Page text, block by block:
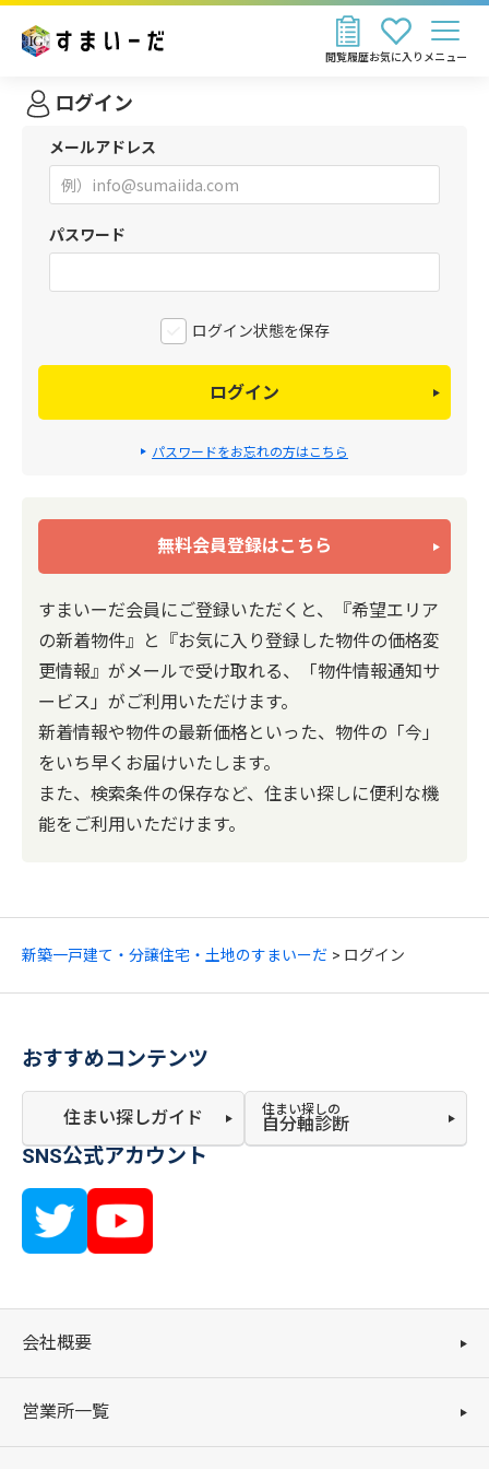
お気に入り
閲覧履歴 メニュー
新築一戸建て・分譲住宅・土地のすまいーだ ログイン
ログイン
メールアドレス
パスワード
ログイン状態を保存
ログイン
パスワードをお忘れの方はこちら
無料会員登録はこちら
すまいーだ会員にご登録いただくと、『希望エリア
の新着物件』と『お気に入り登録した物件の価格変
更情報』がメールで受け取れる、「物件情報通知サ
ービス」がご利用いただけます。
新着情報や物件の最新価格といった、物件の「今」
をいち早くお届けいたします。
また、検索条件の保存など、住まい探しに便利な機
能をご利用いただけます。
おすすめコンテンツ
住まい探しガイド 住まい探しの
自分軸診断
SNS公式アカウント
会社概要
営業所一覧